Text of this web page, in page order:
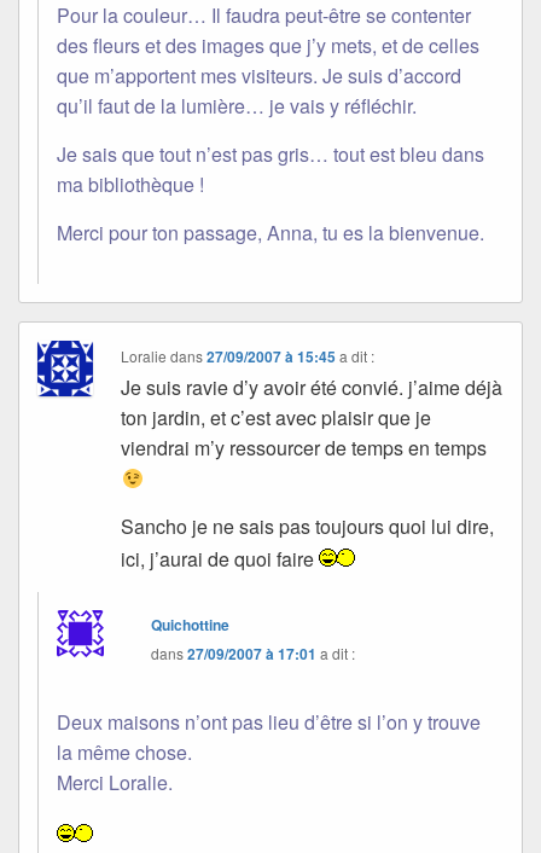
Pour la couleur… Il faudra peut-être se contenter
des fleurs et des images que j’y mets, et de celles
que m’apportent mes visiteurs. Je suis d’accord
qu’il faut de la lumière… je vais y réfléchir.
Je sais que tout n’est pas gris… tout est bleu dans
ma bibliothèque !
Merci pour ton passage, Anna, tu es la bienvenue.
Loralie dans27/09/2007 à 15:45 a dit :
Je suis ravie d’y avoir été convié. j’aime déjà
ton jardin, et c’est avec plaisir que je
viendrai m’y ressourcer de temps en temps
Sancho je ne sais pas toujours quoi lui dire,
ici, j’aurai de quoi faire
Quichottine
dans27/09/2007 à 17:01 a dit :
Deux maisons n’ont pas lieu d’être si l’on y trouve
la même chose.
Merci Loralie.